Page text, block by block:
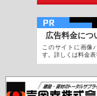
広告料金につ
このサイトに画像
す。詳しくは料金表